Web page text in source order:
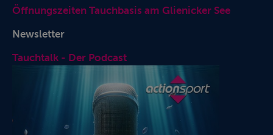
Öffnungszeiten Tauchbasis am Glienicker See
Newsletter
Tauchtalk - Der Podcast